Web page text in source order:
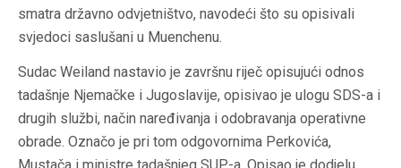
smatra državno odvjetništvo, navodeći što su opisivali
svjedoci saslušani u Muenchenu.
Sudac Weiland nastavio je završnu riječ opisujući odnos
tadašnje Njemačke i Jugoslavije, opisivao je ulogu SDS-a i
drugih službi, način naređivanja i odobravanja operativne
obrade. Označo je pri tom odgovornima Perkovića,